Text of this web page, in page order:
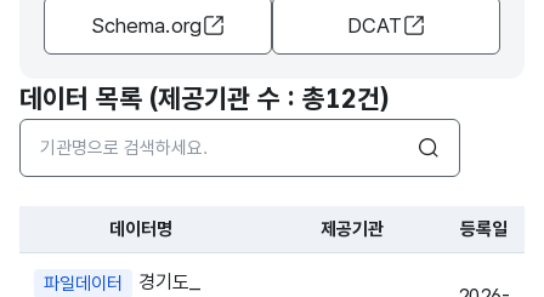
Schema.org DCAT
데이터 목록 (제공기관 수 : 총12건)
검색어 입력창
검색
파일 데이터의 과거 데이터표로 데이터명, 등록일로 구성되어있
데이터명 제공기관 등록일
파일데이터 경기도_